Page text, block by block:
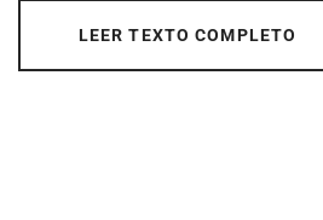
LEER TEXTO COMPLETO